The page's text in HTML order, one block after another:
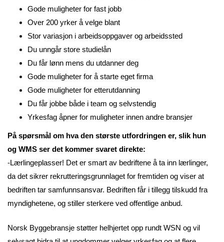
Gode muligheter for fast jobb
Over 200 yrker å velge blant
Stor variasjon i arbeidsoppgaver og arbeidssted
Du unngår store studielån
Du får lønn mens du utdanner deg
Gode muligheter for å starte eget firma
Gode muligheter for etterutdanning
Du får jobbe både i team og selvstendig
Yrkesfag åpner for muligheter innen andre bransjer
På spørsmål om hva den største utfordringen er, slik hun
og WMS ser det kommer svaret direkte:
-Lærlingeplasser! Det er smart av bedriftene å ta inn lærlinger,
da det sikrer rekrutteringsgrunnlaget for fremtiden og viser at
bedriften tar samfunnsansvar. Bedriften får i tillegg tilskudd fra
myndighetene, og stiller sterkere ved offentlige anbud.
Norsk Byggebransje støtter helhjertet opp rundt WSN og vil